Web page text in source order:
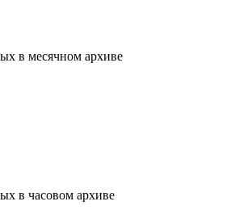
в месячном архиве
в часовом архиве